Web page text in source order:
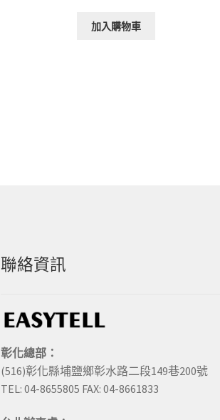
加入購物車
聯絡資訊
彰化總部：
(516)彰化縣埔鹽鄉彰水路二段149巷200號
TEL: 04-8655805 FAX: 04-8661833